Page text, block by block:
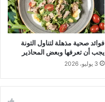
فوائد صحية مذهلة لتناول التونة
يجب أن تعرفها وبعض المحاذير
3 يوليو، 2026